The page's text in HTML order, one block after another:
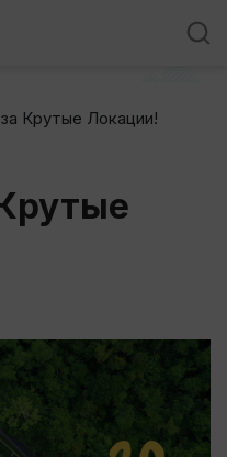
Крутые Локации!